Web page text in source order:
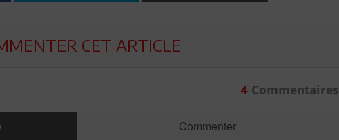
CET ARTICLE
4Commentaires
Commenter